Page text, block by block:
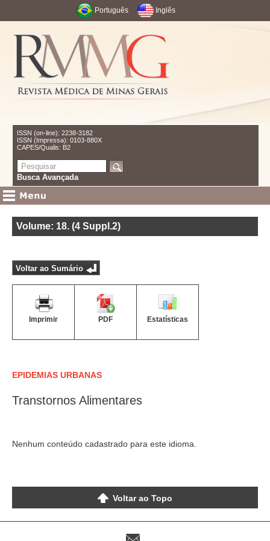
Português Inglês
ISSN (on-line): 2238-3182
ISSN (Impressa): 0103-880X
CAPES/Qualis: B2
Busca Avançada
Volume: 18. (4 Suppl.2)
Voltar ao Sumário
Imprimir PDF Estatísticas
EPIDEMIAS URBANAS
Transtornos Alimentares
Nenhum conteúdo cadastrado para este idioma.
Voltar ao Topo